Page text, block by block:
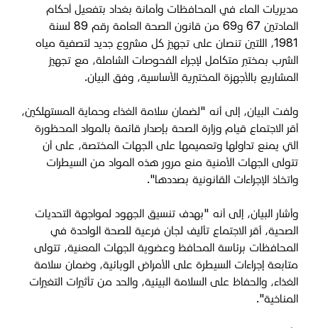
مديريات الماء في المحافظات وأمانة بغداد بتفعيل أحكام
المادتين 67 و69 من قانون الصحة العامة رقم 89 لسنة
1981، اللتين تنصان على تجهيز كل مشروع جديد لتصفية مياه
الشرب بمختبر متكامل لإجراء الفحوصات الشاملة، مع تجهيز
المشاريع بالأجهزة المختبرية الأساسية، وفق البيان.
ولفت البيان، إلى أنه "لضمان سلامة الغذاء وحماية المستهلكين،
أقر الاجتماع قيام وزارة الصحة بإصدار قائمة بالمواد المحظورة
التي يمنع تداولها وتعميمها على الجهات المختصة، على أن
تتولى الجهات الأمنية منع مرور هذه المواد من السيطرات
واتخاذ الإجراءات القانونية بصددها".
وأشار البيان، إلى أنه "بهدف تنسيق الجهود لمواجهة التحديات
الصحية، أقر الاجتماع تأليف لجان فرعية للصحة الواحدة في
المحافظات برئاسة المحافظ وعضوية الجهات المعنية، تتولى
متابعة إجراءات السيطرة على الأمراض الوبائية، وضمان سلامة
الغذاء، والحفاظ على السلامة البيئية، والحد من تأثيرات التغيرات
المناخية".